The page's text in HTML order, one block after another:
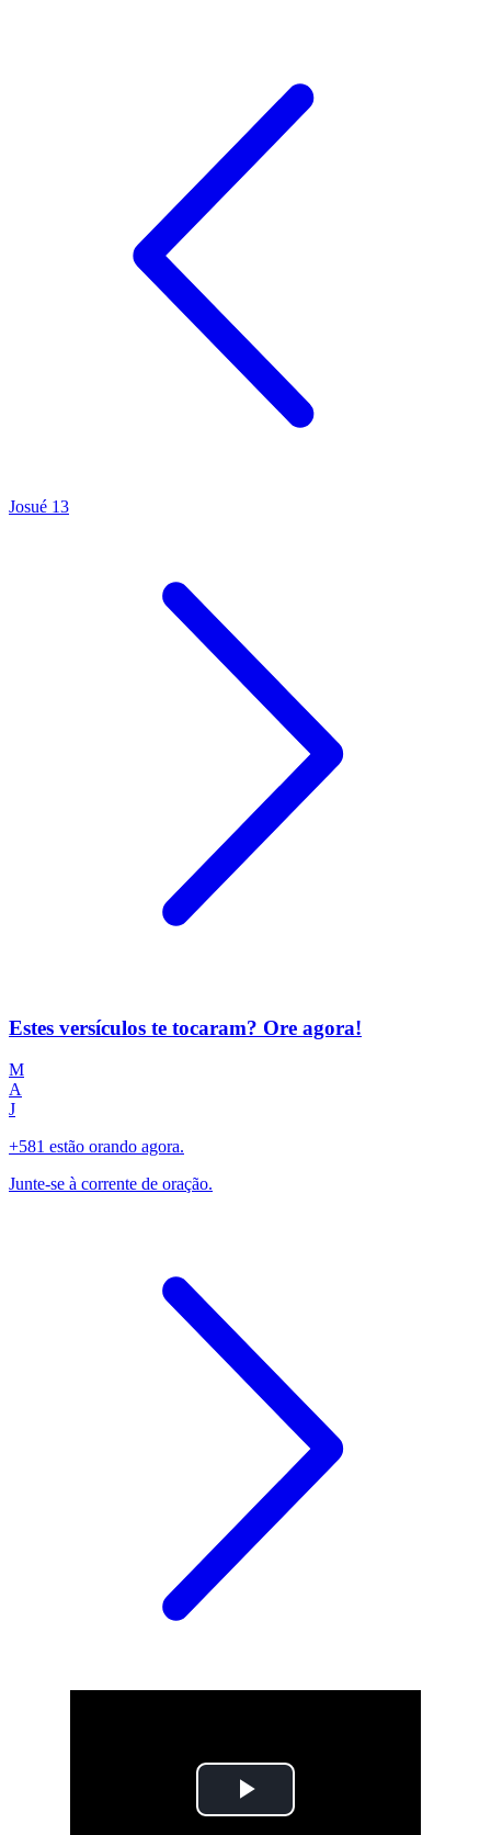
Josué 13
Estes versículos te tocaram? Ore agora!
M
A
J
+581 estão orando agora.
Junte-se à corrente de oração.